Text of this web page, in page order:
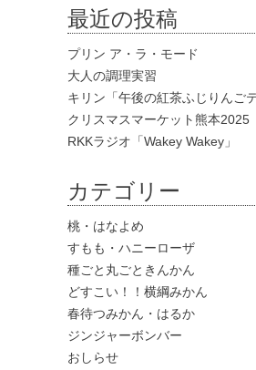
最近の投稿
プリン ア・ラ・モード
大人の調理実習
キリン「午後の紅茶ふじりんごテ
クリスマスマーケット熊本2025
RKKラジオ「Wakey Wakey」
カテゴリー
桃・はなよめ
すもも・ハニーローザ
種ごと丸ごときんかん
どすこい！！横綱みかん
春待つみかん・はるか
ジンジャーボンバー
おしらせ